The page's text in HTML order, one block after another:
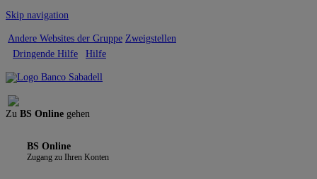
Skip navigation
Andere Websites der Gruppe Zweigstellen
Dringende Hilfe
Hilfe
Zu BS Online gehen
BS Online
Zugang zu Ihren Konten